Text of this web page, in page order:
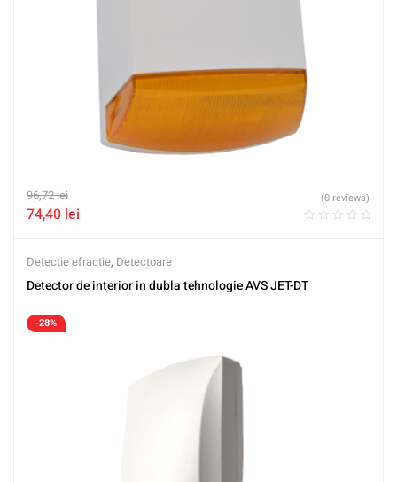
96,72lei
74,40 lei
(0 reviews)
Detectie efractie, Detectoare
Detector de interior in dubla tehnologie AVS JET-DT
-28%